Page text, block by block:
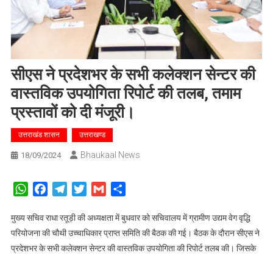
सीएस ने प्रदेशभर के सभी कलेक्शन सेन्टर की
वास्तविक उपयोगिता रिपोर्ट की तलब, तमाम
प्रस्तावों को दी मंजूरी।
उत्तराखंड शासन उत्तराखण्ड
18/09/2024 Bhaukaal News
WhatsAppFacebookTelegramTwitterGmail
मुख्य सचिव राधा रतूड़ी की अध्यक्षता में बुधवार को सचिवालय में ग्रामीण उद्यम वेग वृद्धि
परियोजना की चौथी उच्चाधिकार प्राप्त समिति की बैठक की गई। बैठक के दौरान सीएस ने
प्रदेशभर के सभी कलेक्शन सेन्टर की वास्तविक उपयोगिता की रिपोर्ट तलब की। जिसके